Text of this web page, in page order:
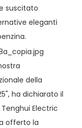
suscitato
eleganti
della
ha dichiarato il
Electric
offerto la